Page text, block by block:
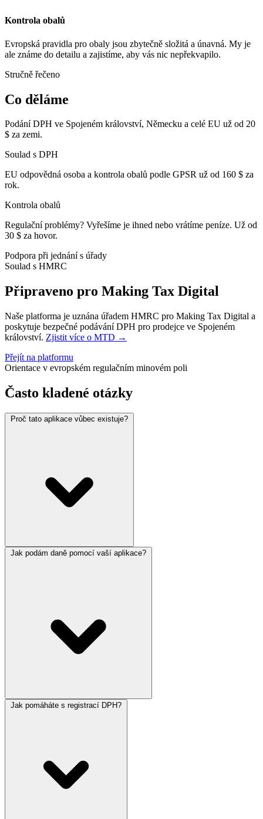
Kontrola obalů
Evropská pravidla pro obaly jsou zbytečně složitá a únavná. My je
ale známe do detailu a zajistíme, aby vás nic nepřekvapilo.
Stručně řečeno
Co děláme
Podání DPH ve Spojeném království, Německu a celé EU už od 20
$ za zemi.
Soulad s DPH
EU odpovědná osoba a kontrola obalů podle GPSR už od 160 $ za
rok.
Kontrola obalů
Regulační problémy? Vyřešíme je ihned nebo vrátíme peníze. Už od
30 $ za hovor.
Podpora při jednání s úřady
Soulad s HMRC
Připraveno pro Making Tax Digital
Naše platforma je uznána úřadem HMRC pro Making Tax Digital a
poskytuje bezpečné podávání DPH pro prodejce ve Spojeném
království. Zjistit více o MTD →
Přejít na platformu
Orientace v evropském regulačním minovém poli
Často kladené otázky
Proč tato aplikace vůbec existuje?
Jak podám daně pomocí vaší aplikace?
Jak pomáháte s registrací DPH?